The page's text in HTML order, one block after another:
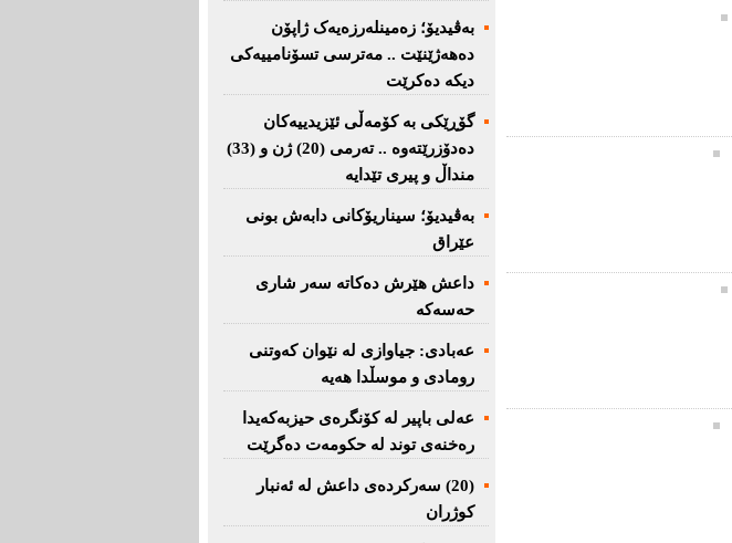
بەڤیدیۆ؛ زەمینلەرزەیەک ژاپۆن
دەهەژێنێت .. مەترسی تسۆنامییەکی
دیکە دەکرێت
گۆڕێکی بە کۆمەڵی ئێزیدییەکان
دەدۆزرێتەوە .. تەرمی (20) ژن و (33)
منداڵ و پیری تێدایە
بەڤیدیۆ؛ سیناریۆکانی دابەش بونی
عێراق
داعش هێرش دەکاتە سەر شاری
حەسەکە
عه‌بادی: جیاوازی له‌ نێوان کەوتنی
رومادی و موسڵدا هه‌یه‌
عەلی باپیر لە کۆنگرەی حیزبەکەیدا
رەخنەی توند لە حکومەت دەگرێت
(20) سه‌ركرده‌ی داعش لە ئەنبار
کوژران